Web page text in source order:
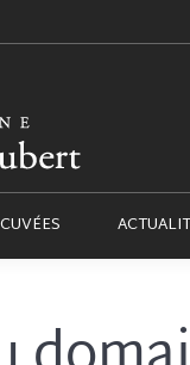
NOS CUVÉES